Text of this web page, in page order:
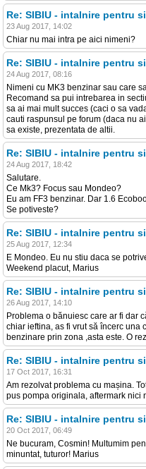
Re: SIBIU - intalnire pentru
23 Aug 2017, 14:02
Chiar nu mai intra pe aici nimeni?
Re: SIBIU - intalnire pentru
24 Aug 2017, 08:16
Nimeni cu MK3 benzinar sau care
Recomand sa pui intrebarea in
sa ai mai mult succes (caci o sa
cauti raspunsul pe forum (daca nu
sa existe, prezentata de altii.
Re: SIBIU - intalnire pentru
24 Aug 2017, 18:42
Salutare.
Ce Mk3? Focus sau Mondeo?
Eu am FF3 benzinar. Dar 1.6
Se potiveste?
Re: SIBIU - intalnire pentru
25 Aug 2017, 12:34
E Mondeo. Eu nu stiu daca se
Weekend placut, Marius
Re: SIBIU - intalnire pentru
26 Aug 2017, 14:10
Problema o bănuiesc care ar fi dar
chiar ieftina, as fi vrut să încerc una
benzinare prin zona ,asta este. O
Re: SIBIU - intalnire pentru
17 Oct 2017, 16:31
Am rezolvat problema cu mașina.
pus pompa originala, aftermark nici
Re: SIBIU - intalnire pentru
20 Oct 2017, 06:49
Ne bucuram, Cosmin! Multumim
minuntat, tuturor! Marius